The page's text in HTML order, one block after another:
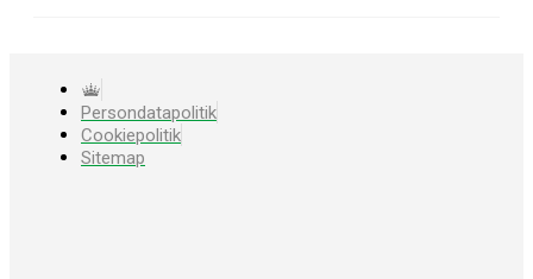
Persondatapolitik
Cookiepolitik
Sitemap